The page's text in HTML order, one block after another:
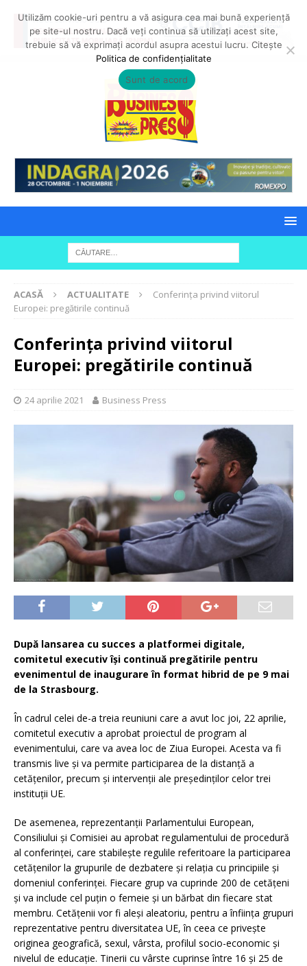
ACASĂ ACTUALITATE
Conferința privind viitorul
Europei: pregătirile continuă
Conferința privind viitorul
Europei: pregătirile continuă
24 aprilie 2021 Business Press
După lansarea cu succes a platformei digitale,
comitetul executiv își continuă pregătirile pentru
evenimentul de inaugurare în format hibrid de pe 9 mai
de la Strasbourg.
În cadrul celei de-a treia reuniuni care a avut loc joi, 22 aprilie,
comitetul executiv a aprobat proiectul de program al
evenimentului, care va avea loc de Ziua Europei. Acesta va fi
transmis live și va permite participarea de la distanță a
cetățenilor, precum și intervenții ale președinților celor trei
instituții UE.
De asemenea, reprezentanții Parlamentului European,
Consiliului și Comisiei au aprobat regulamentului de procedură
al conferinței, care stabilește regulile referitoare la participarea
cetățenilor la grupurile de dezbatere și relația cu principiile și
domeniul conferinței. Fiecare grup va cuprinde 200 de cetățeni
și va include cel puțin o femeie și un bărbat din fiecare stat
membru. Cetățenii vor fi aleși aleatoriu, pentru a înființa grupuri
reprezentative pentru diversitatea UE, în ceea ce privește
originea geografică, sexul, vârsta, profilul socio-economic și
nivelul de educație. Tinerii cu vârste cuprinse între 16 și 25 de
Utilizăm cookie-uri pentru a vă asigura cea mai bună experiență
pe site-ul nostru. Dacă veți continua să utilizați acest site,
trebuie să vă exprimați acordul asupra acestui lucru. Citește
Politica de confidențialitate
Sunt de acord